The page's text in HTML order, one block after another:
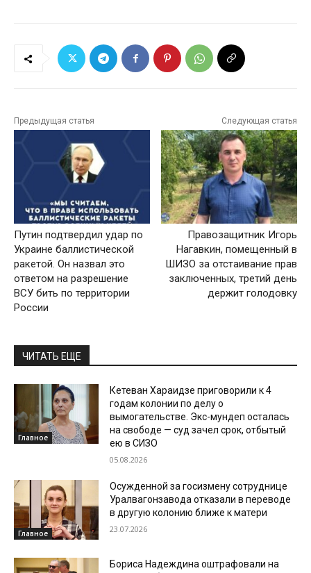
Предыдущая статья
Путин подтвердил удар по
Украине баллистической
ракетой. Он назвал это
ответом на разрешение
ВСУ бить по территории
России
Следующая статья
Правозащитник Игорь
Нагавкин, помещенный в
ШИЗО за отстаивание прав
заключенных, третий день
держит голодовку
ЧИТАТЬ ЕЩЕ
Главное
Кетеван Хараидзе приговорили к 4
годам колонии по делу о
вымогательстве. Экс-мундеп осталась
на свободе — суд зачел срок, отбытый
ею в СИЗО
05.08.2026
Главное
Осужденной за госизмену сотруднице
Уралвагонзавода отказали в переводе
в другую колонию ближе к матери
23.07.2026
Бориса Надеждина оштрафовали на